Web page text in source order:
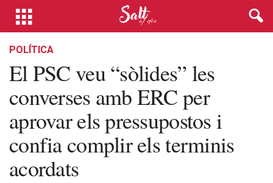
POLÍTICA
El PSC veu “sòlides” les
converses amb ERC per
aprovar els pressupostos i
confia complir els terminis
acordats